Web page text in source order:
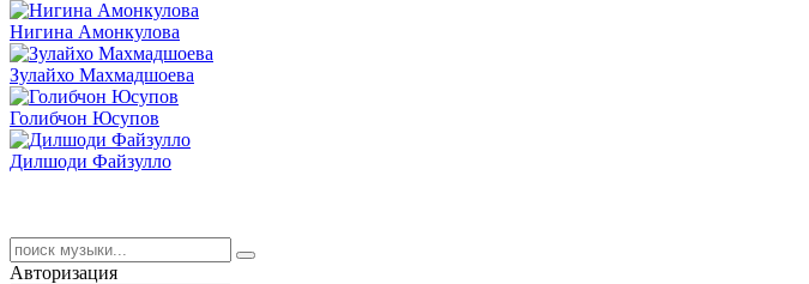
Нигина Амонкулова
Зулайхо Махмадшоева
Голибчон Юсупов
Дилшоди Файзулло
Авторизация